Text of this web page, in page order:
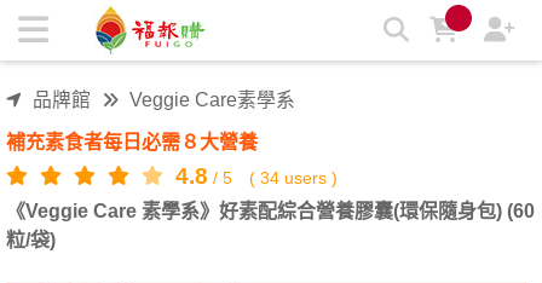
《Veggie Care 素學系》好素配綜合營養膠囊(環保隨身包) (60
粒/袋) | 福報購蔬食購物商城
品牌館 Veggie Care素學系
補充素食者每日必需８大營養
4.8 / 5 ( 34 users )
《Veggie Care 素學系》好素配綜合營養膠囊(環保隨身包) (60
粒/袋)